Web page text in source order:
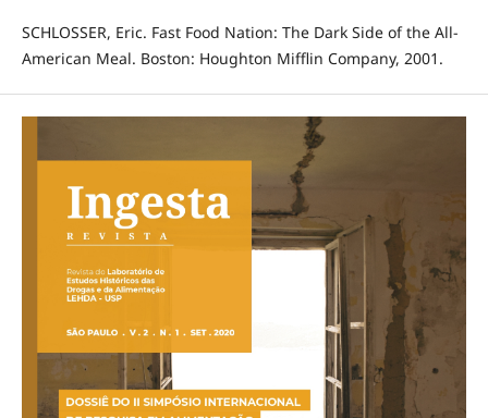
SCHLOSSER, Eric. Fast Food Nation: The Dark Side of the All-
American Meal. Boston: Houghton Mifflin Company, 2001.